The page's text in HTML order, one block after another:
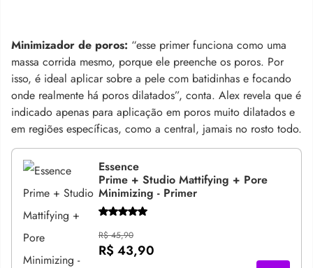
Minimizador de poros: “esse primer funciona como uma
massa corrida mesmo, porque ele preenche os poros. Por
isso, é ideal aplicar sobre a pele com batidinhas e focando
onde realmente há poros dilatados”, conta. Alex revela que é
indicado apenas para aplicação em poros muito dilatados e
em regiões específicas, como a central, jamais no rosto todo.
Essence
Prime + Studio Mattifying + Pore
Minimizing - Primer
R$ 45,90
R$ 43,90